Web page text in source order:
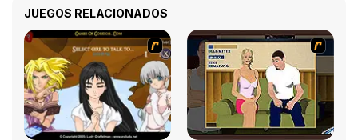
JUEGOS RELACIONADOS